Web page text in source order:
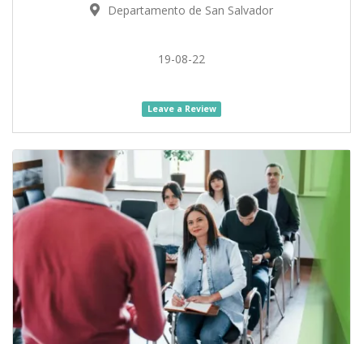
Departamento de San Salvador
19-08-22
Leave a Review